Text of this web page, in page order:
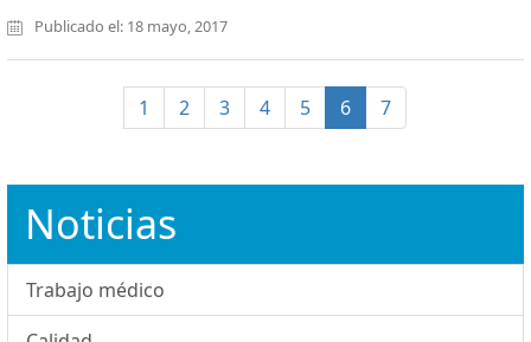
Publicado el: 18 mayo, 2017
1 2 3 4 5 6(current)
7
Noticias
Trabajo médico